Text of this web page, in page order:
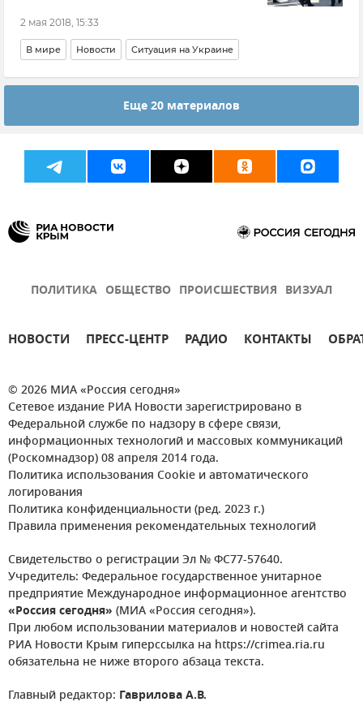
2 мая 2018, 15:33
В мире Новости Ситуация на Украине
Еще 20 материалов
ПОЛИТИКА ОБЩЕСТВО ПРОИСШЕСТВИЯ ВИЗУАЛ
НОВОСТИ ПРЕСС-ЦЕНТР РАДИО КОНТАКТЫ
© 2026 МИА «Россия сегодня»
Сетевое издание РИА Новости зарегистрировано в
Федеральной службе по надзору в сфере связи,
информационных технологий и массовых коммуникаций
(Роскомнадзор) 08 апреля 2014 года.
Политика использования Cookie и автоматического
логирования
Политика конфиденциальности (ред. 2023 г.)
Правила применения рекомендательных технологий
Свидетельство о регистрации Эл № ФС77-57640.
Учредитель: Федеральное государственное унитарное
предприятие Международное информационное агентство
«Россия сегодня» (МИА «Россия сегодня»).
При любом использовании материалов и новостей сайта
РИА Новости Крым гиперссылка на https://crimea.ria.ru
обязательна не ниже второго абзаца текста.
Главный редактор: Гаврилова А.В.